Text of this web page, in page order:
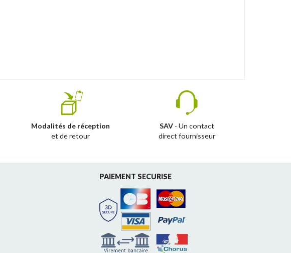
Modalités de réception
et de retour
SAV- Un contact
direct fournisseur
PAIEMENT SECURISE